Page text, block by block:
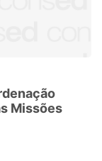
Missões